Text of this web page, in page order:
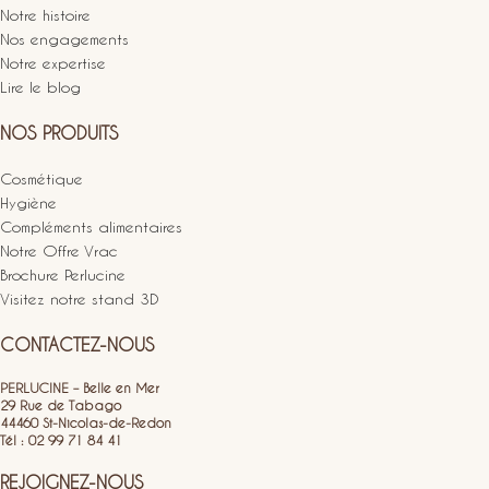
Notre histoire
Nos engagements
Notre expertise
Lire le blog
NOS PRODUITS
Cosmétique
Hygiène
Compléments alimentaires
Notre Offre Vrac
Brochure Perlucine
Visitez notre stand 3D
CONTACTEZ-NOUS
PERLUCINE – Belle en Mer
29 Rue de Tabago
44460 St-Nicolas-de-Redon
Tél : 02 99 71 84 41
REJOIGNEZ-NOUS